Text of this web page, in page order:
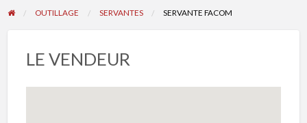
problème
OUTILLAGE SERVANTES SERVANTE FACOM
LE VENDEUR